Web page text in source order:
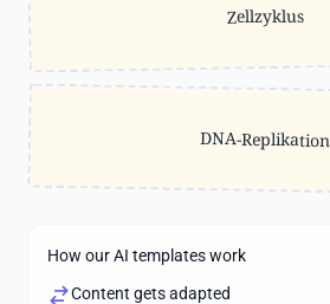
Zellzyklus
DNA-Replikation
How our AI templates work
Content gets adapted